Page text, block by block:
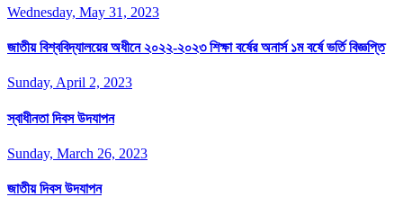
Wednesday, May 31, 2023
জাতীয় বিশ্ববিদ্যালয়ের অধীনে ২০২২-২০২৩ শিক্ষা বর্ষের অনার্স ১ম বর্ষে ভর্তি বিজ্ঞপ্তি
Sunday, April 2, 2023
স্বাধীনতা দিবস উদযাপন
Sunday, March 26, 2023
জাতীয় দিবস উদযাপন